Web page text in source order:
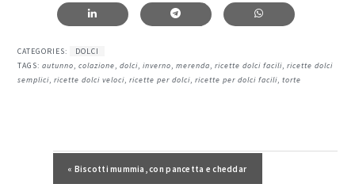
CATEGORIES:
DOLCI
TAGS:autunno,colazione,dolci,inverno,merenda,ricette dolci facili,ricette dolci
semplici,ricette dolci veloci,ricette per dolci,ricette per dolci facili,torte
Post precedente:
« Biscotti mummia, con pancetta e cheddar